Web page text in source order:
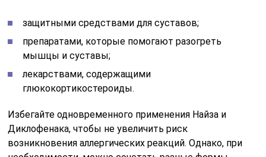
защитными средствами для суставов;
препаратами, которые помогают разогреть
мышцы и суставы;
лекарствами, содержащими
глюкокортикостероиды.
Избегайте одновременного применения Найза и
Диклофенака, чтобы не увеличить риск
возникновения аллергических реакций. Однако, при